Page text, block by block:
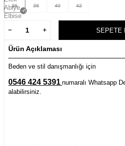
36 38 40 42
SEPETE
Ürün Açıklaması
Beden ve stil danışmanlığı için
0546 424 5391 numaralı Whatsapp
alabilirsiniz.